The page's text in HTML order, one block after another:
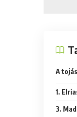
A
1.
3.